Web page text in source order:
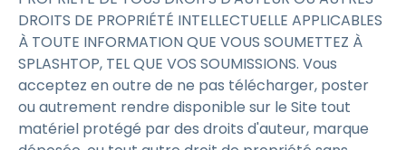
DROITS DE PROPRIÉTÉ INTELLECTUELLE APPLICABLES
À TOUTE INFORMATION QUE VOUS SOUMETTEZ À
SPLASHTOP, TEL QUE VOS SOUMISSIONS. Vous
acceptez en outre de ne pas télécharger, poster
ou autrement rendre disponible sur le Site tout
matériel protégé par des droits d'auteur, marque